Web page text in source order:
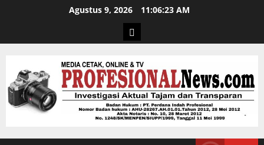
Agustus 9, 2026 11:06:24 AM